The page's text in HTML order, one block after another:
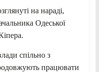
на нараді,
Одеської
спільно з
працювати